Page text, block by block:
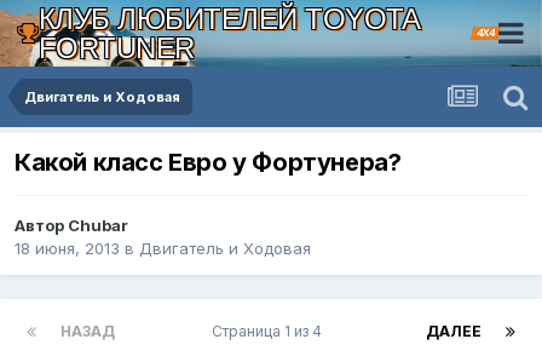
КЛУБ ЛЮБИТЕЛЕЙ TOYOTA
FORTUNER
4X4
Двигатель и Ходовая
Какой класс Евро у Фортунера?
Автор Chubar
18 июня, 2013 в Двигатель и Ходовая
НАЗАД ДАЛЕЕ
Страница 1 из 4